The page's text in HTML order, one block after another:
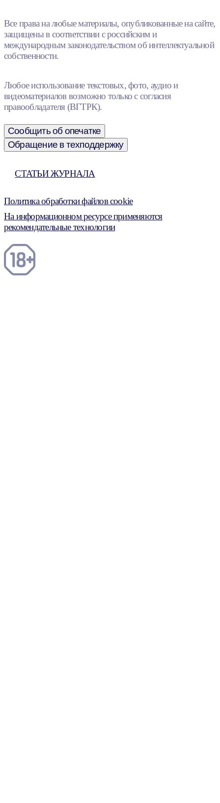
Все права на любые материалы, опубликованные на сайте,
защищены в соответствии с российским и
международным законодательством об интеллектуальной
собственности.
Любое использование текстовых, фото, аудио и
видеоматериалов возможно только с согласия
правообладателя (ВГТРК).
Сообщить об опечатке
Обращение в техподдержку
СТАТЬИ ЖУРНАЛА
Политика обработки файлов cookie
На информационном ресурсе применяются
рекомендательные технологии